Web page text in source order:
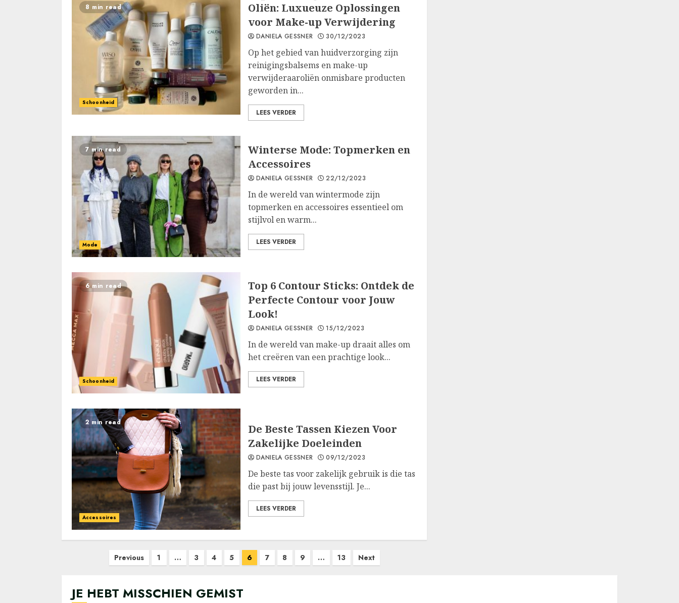
8 min read
Schoonheid
Oliën: Luxueuze Oplossingen
voor Make-up Verwijdering
DANIELA GESSNER 30/12/2023
Op het gebied van huidverzorging zijn
reinigingsbalsems en make-up
verwijderaaroliën onmisbare producten
geworden in...
LEES VERDER
7 min read
Mode
Winterse Mode: Topmerken en
Accessoires
DANIELA GESSNER 22/12/2023
In de wereld van wintermode zijn
topmerken en accessoires essentieel om
stijlvol en warm...
LEES VERDER
6 min read
Schoonheid
Top 6 Contour Sticks: Ontdek de
Perfecte Contour voor Jouw
Look!
DANIELA GESSNER 15/12/2023
In de wereld van make-up draait alles om
het creëren van een prachtige look...
LEES VERDER
2 min read
Accessoires
De Beste Tassen Kiezen Voor
Zakelijke Doeleinden
DANIELA GESSNER 09/12/2023
De beste tas voor zakelijk gebruik is die tas
die past bij jouw levensstijl. Je...
LEES VERDER
Berichten
Previous 1 … 3 4 5 6 7 8 9 … 13 Next
JE HEBT MISSCHIEN GEMIST